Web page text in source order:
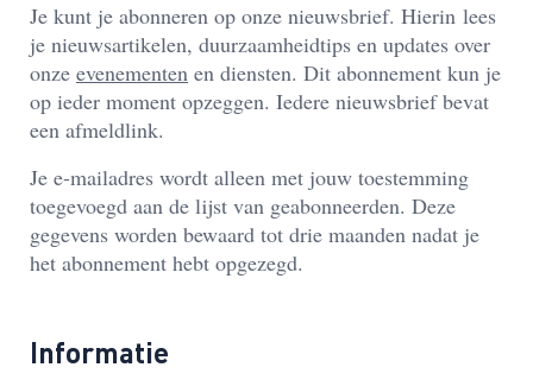
Je kunt je abonneren op onze nieuwsbrief. Hierin lees
je nieuwsartikelen, duurzaamheidtips en updates over
onze evenementen en diensten. Dit abonnement kun je
op ieder moment opzeggen. Iedere nieuwsbrief bevat
een afmeldlink.
Je e-mailadres wordt alleen met jouw toestemming
toegevoegd aan de lijst van geabonneerden. Deze
gegevens worden bewaard tot drie maanden nadat je
het abonnement hebt opgezegd.
Informatie